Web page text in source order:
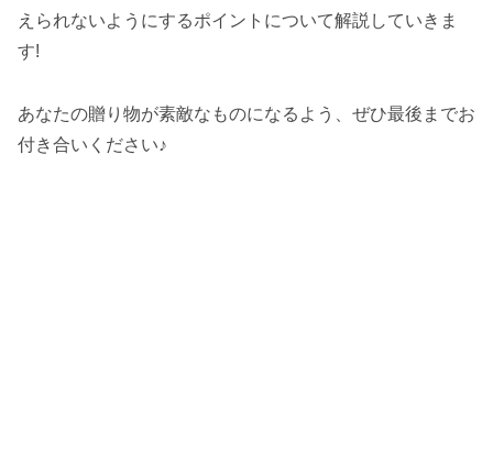
えられないようにするポイントについて解説していきま
す!
あなたの贈り物が素敵なものになるよう、ぜひ最後までお
付き合いください♪